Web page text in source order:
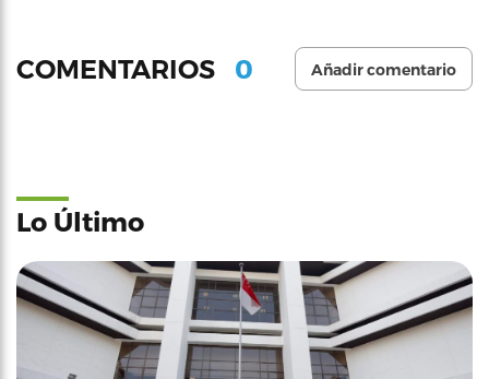
COMENTARIOS 0 Añadir comentario
Lo Último